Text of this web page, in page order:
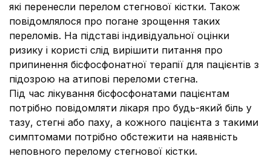
які перенесли перелом стегнової кістки. Також
повідомлялося про погане зрощення таких
переломів. На підставі індивідуальної оцінки
ризику і користі слід вирішити питання про
припинення бісфосфонатної терапії для пацієнтів з
підозрою на атипові переломи стегна.
Під час лікування бісфосфонатами пацієнтам
потрібно повідомляти лікаря про будь-який біль у
тазу, стегні або паху, а кожного пацієнта з такими
симптомами потрібно обстежити на наявність
неповного перелому стегнової кістки.